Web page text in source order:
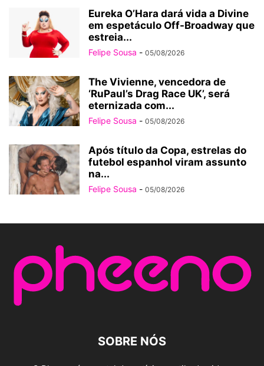
Eureka O’Hara dará vida a Divine
em espetáculo Off-Broadway que
estreia...
Felipe Sousa - 05/08/2026
The Vivienne, vencedora de
‘RuPaul’s Drag Race UK’, será
eternizada com...
Felipe Sousa - 05/08/2026
Após título da Copa, estrelas do
futebol espanhol viram assunto
na...
Felipe Sousa - 05/08/2026
SOBRE NÓS